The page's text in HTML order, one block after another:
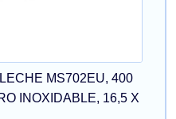
MS702EU, 400
INOXIDABLE, 16,5 X